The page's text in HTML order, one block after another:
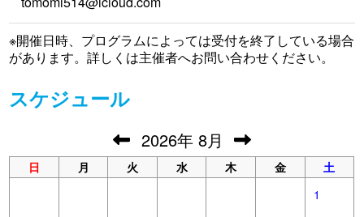
※開催日時、プログラムによっては受付を終了している場合
があります。詳しくは主催者へお問い合わせください。
スケジュール
2026年 8月
日 月 火 水 木 金
土
1